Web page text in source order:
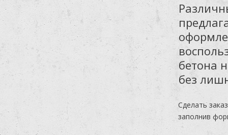
бетона
без
Сделать
заполнив